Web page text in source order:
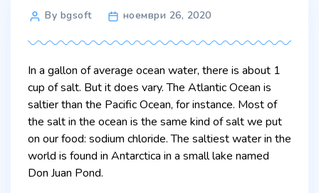
PostBy bgsoft ноември 26, 2020
In a gallon of average ocean water, there is about 1
cup of salt. But it does vary. The Atlantic Ocean is
saltier than the Pacific Ocean, for instance. Most of
the salt in the ocean is the same kind of salt we put
on our food: sodium chloride. The saltiest water in the
world is found in Antarctica in a small lake named
Don Juan Pond.